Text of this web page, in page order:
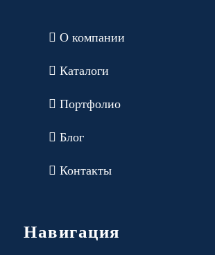
О компании
Каталоги
Портфолио
Блог
Контакты
Навигация